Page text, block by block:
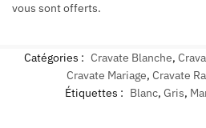
vous sont offerts.
Catégories : Cravate Blanche,
Cravate Mariage, Cravate
Étiquettes : Blanc, Gris,